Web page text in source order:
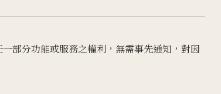
部分功能或服務之權利，無需事先通知，對因